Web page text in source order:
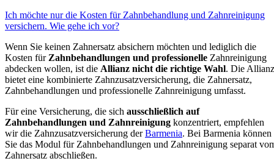
Ich möchte nur die Kosten für Zahnbehandlung und Zahnreinigung
versichern. Wie gehe ich vor?
Wenn Sie keinen Zahnersatz absichern möchten und lediglich die
Kosten für Zahnbehandlungen und professionelle Zahnreinigung
abdecken wollen, ist die Allianz nicht die richtige Wahl. Die Allianz
bietet eine kombinierte Zahnzusatzversicherung, die Zahnersatz,
Zahnbehandlungen und professionelle Zahnreinigung umfasst.
Für eine Versicherung, die sich ausschließlich auf
Zahnbehandlungen und Zahnreinigung konzentriert, empfehlen
wir die Zahnzusatzversicherung derBarmenia. Bei Barmenia können
Sie das Modul für Zahnbehandlungen und Zahnreinigung separat
Zahnersatz abschließen.